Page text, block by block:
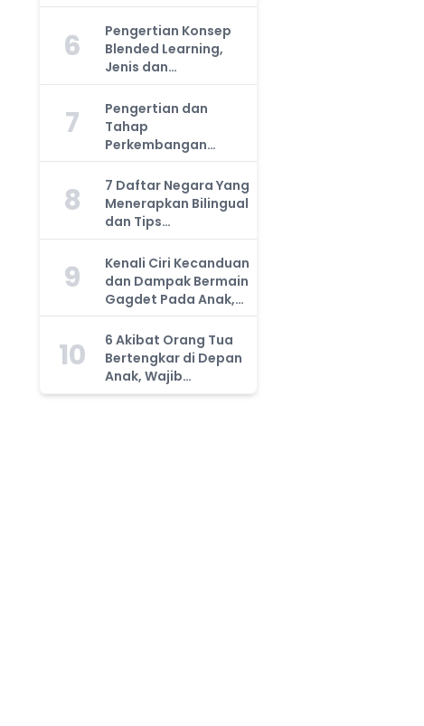
6
Pengertian Konsep
Blended Learning,
Jenis dan
Manfaatnya, Anda
Harus Tahu!
7
Pengertian dan
Tahap
Perkembangan
Kemampuan Kognitif
Anak, Bunda Wajib
Tahu!
8
7 Daftar Negara Yang
Menerapkan Bilingual
dan Tips
Mengajarkan Pada
Anak
9
Kenali Ciri Kecanduan
dan Dampak Bermain
Gagdet Pada Anak,
Orang Tua Wajib
Tahu!
10
6 Akibat Orang Tua
Bertengkar di Depan
Anak, Wajib
Waspada!